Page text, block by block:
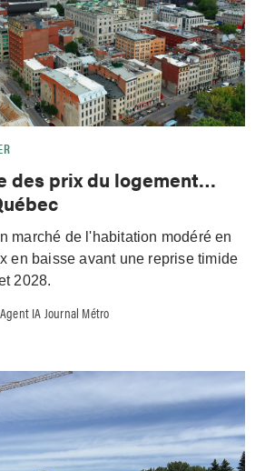
des prix du logement…
marché de l'habitation modéré en
en baisse avant une reprise timide
2028.
Agent IA Journal Métro